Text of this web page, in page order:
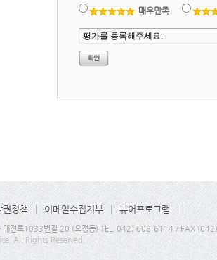
매우만족
권정책 이메일수집거부 뷰어프로그램
대전로1033번길 20 (오정동) TEL. 042) 608-6114 / FAX
All Rights Reserved.